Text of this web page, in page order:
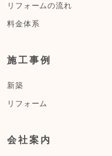
リフォームの流れ
料金体系
施工事例
新築
リフォーム
会社案内